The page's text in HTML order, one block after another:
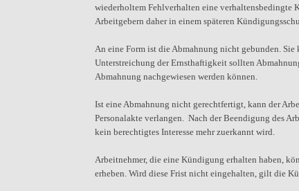
wiederholtem Fehlverhalten eine verhaltensbedingte
Arbeitgebern daher in einem späteren
An eine Form ist die Abmahnung nicht gebunden.
Unterstreichung der Ernsthaftigkeit sollten
Abmahnung nachgewiesen werden können.
Ist eine Abmahnung nicht gerechtfertigt, kann der
Personalakte verlangen. Nach der Beendigung des
kein berechtigtes Interesse mehr zuerkannt wird.
Arbeitnehmer, die eine Kündigung erhalten haben,
erheben. Wird diese Frist nicht eingehalten, gilt die